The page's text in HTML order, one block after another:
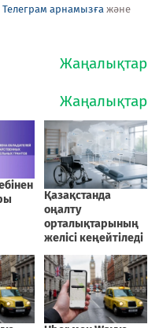
Телеграм арнамызға және